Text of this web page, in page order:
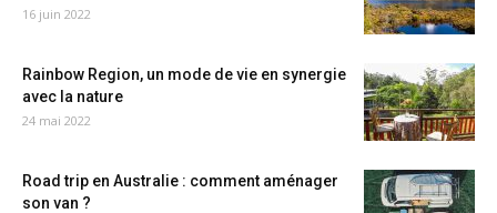
16 juin 2022
Rainbow Region, un mode de vie en synergie
avec la nature
24 mai 2022
Road trip en Australie : comment aménager
son van ?